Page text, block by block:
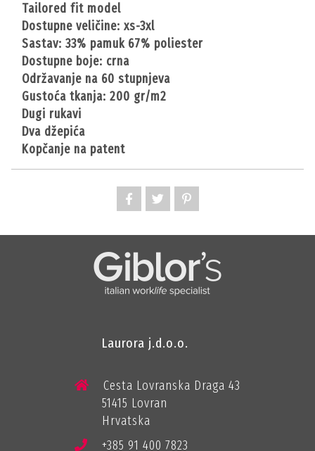
tailored fit model
dostupne veličine: xs-3xl
sastav: 33% pamuk 67% poliester
dostupne boje: crna
održavanje na 60 stupnjeva
gustoća tkanja: 200 gr/m2
dugi rukavi
dva džepića
kopčanje na patent
Laurora j.d.o.o.
Cesta Lovranska Draga 43
51415 Lovran
Hrvatska
+385 91 400 7823